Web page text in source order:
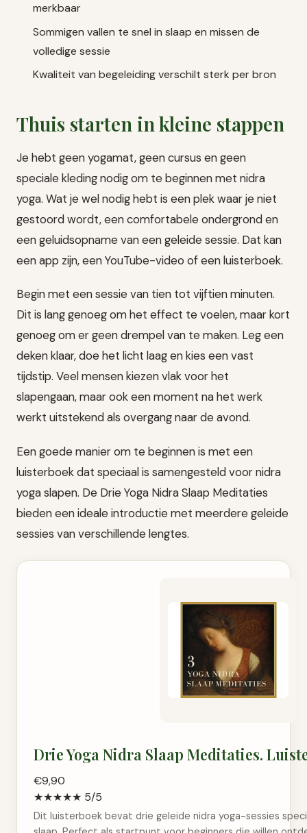
merkbaar
Sommigen vallen te snel in slaap en missen de
volledige sessie
Kwaliteit van begeleiding verschilt sterk per bron
Thuis starten in kleine stappen
Je hebt geen yogamat, geen cursus en geen
speciale kleding nodig om te beginnen met nidra
yoga. Wat je wel nodig hebt is een plek waar je niet
gestoord wordt, een comfortabele ondergrond en
een geluidsopname van een geleide sessie. Dat kan
een app zijn, een YouTube-video of een luisterboek.
Begin met een sessie van tien tot vijftien minuten.
Dit is lang genoeg om het effect te voelen, maar kort
genoeg om er geen drempel van te maken. Leg een
deken klaar, doe het licht laag en kies een vast
tijdstip. Veel mensen kiezen vlak voor het
slapengaan, maar ook een moment na het werk
werkt uitstekend als overgang naar de avond.
Een goede manier om te beginnen is met een
luisterboek dat speciaal is samengesteld voor nidra
yoga slapen. De Drie Yoga Nidra Slaap Meditaties
bieden een ideale introductie met meerdere geleide
sessies van verschillende lengtes.
Drie Yoga Nidra Slaap Meditaties.
€9,90
★★★★★ 5/5
Dit luisterboek bevat drie geleide nidra yoga-sessies